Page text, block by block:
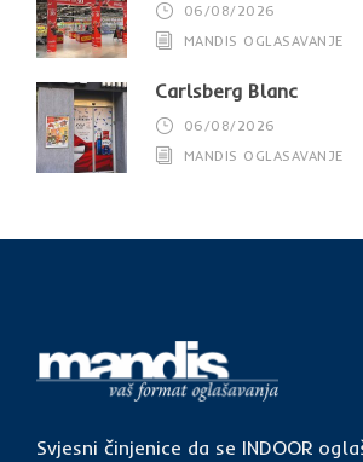
06/08/2026
MANDIS OGLASAVANJE
Carlsberg Blanc
06/08/2026
MANDIS OGLASAVANJE
Svjesni činjenice da se INDOOR